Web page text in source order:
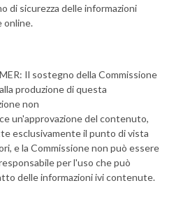
di sicurezza delle informazioni
online.
Il sostegno della Commissione
produzione di questa
non
un'approvazione del contenuto,
esclusivamente il punto di vista
e la Commissione non può essere
per l'uso che può
delle informazioni ivi contenute.